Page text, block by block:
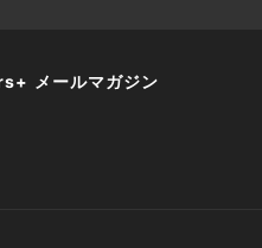
メールマガジン